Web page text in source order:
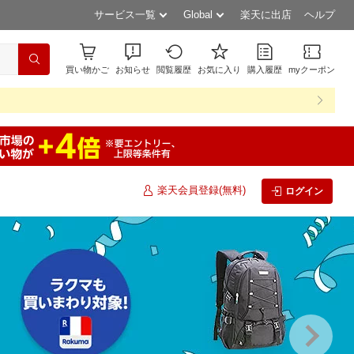
サービス一覧 Global 楽天に出店 ヘルプ
買い物かご お知らせ 閲覧履歴 お気に入り 購入履歴 myクーポン
楽天会員登録(無料) ログイン